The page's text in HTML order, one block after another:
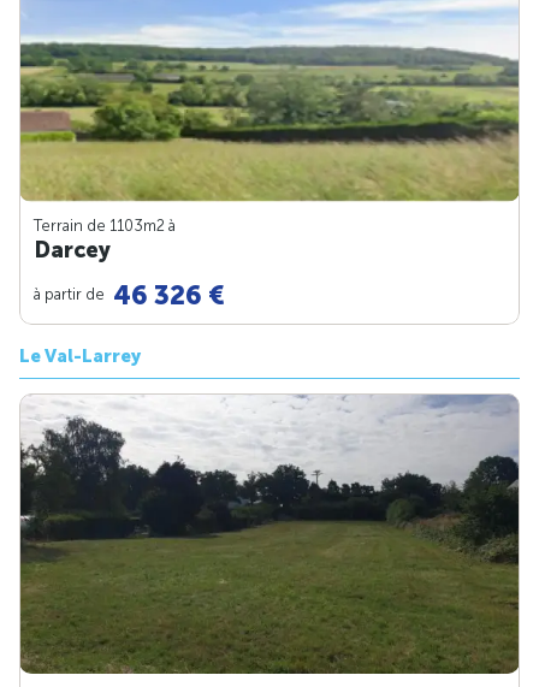
Terrain de 1103m2 à
Darcey
à partir de 46 326 €
Le Val-Larrey